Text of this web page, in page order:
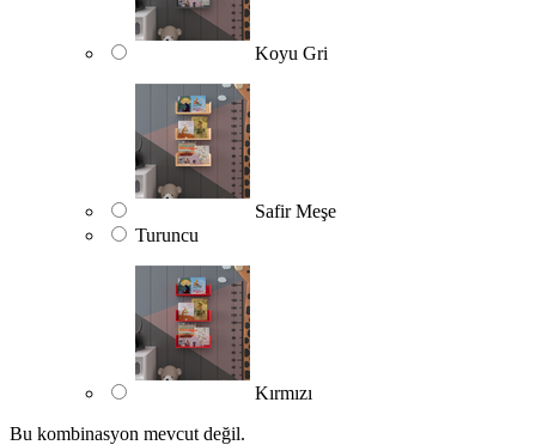
Koyu Gri
Safir Meşe
Turuncu
Kırmızı
Bu kombinasyon mevcut değil.